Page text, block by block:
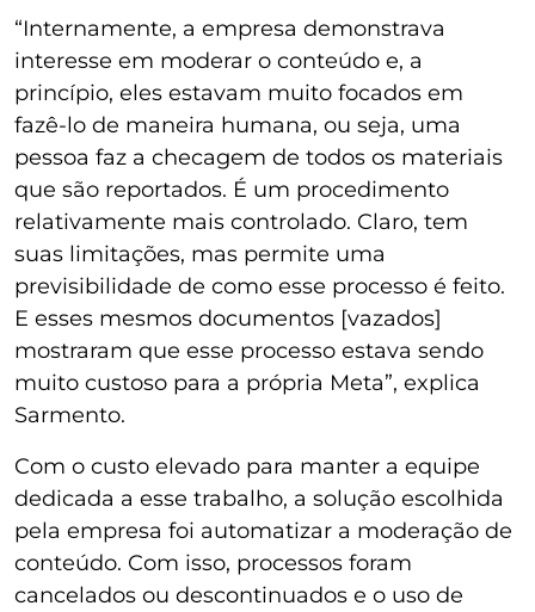
“Internamente, a empresa demonstrava
interesse em moderar o conteúdo e, a
princípio, eles estavam muito focados em
fazê-lo de maneira humana, ou seja, uma
pessoa faz a checagem de todos os materiais
que são reportados. É um procedimento
relativamente mais controlado. Claro, tem
suas limitações, mas permite uma
previsibilidade de como esse processo é feito.
E esses mesmos documentos [vazados]
mostraram que esse processo estava sendo
muito custoso para a própria Meta”, explica
Sarmento.
Com o custo elevado para manter a equipe
dedicada a esse trabalho, a solução escolhida
pela empresa foi automatizar a moderação de
conteúdo. Com isso, processos foram
cancelados ou descontinuados e o uso de